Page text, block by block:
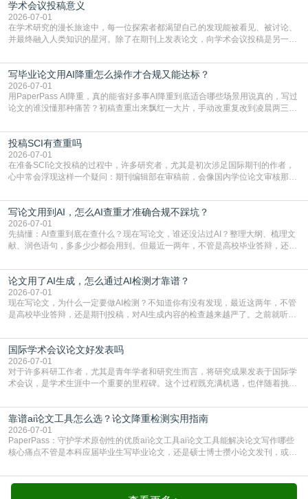
文，使其在语言和学术表达上更符合国际期刊的要求，是每位研究者值得投入学
习的技能。本篇AEIC学术交流中心小编就为大家介
学术会议投稿意义
2026-07-01
在学术研究的漫长旅途中，每一位探索者都渴望自己的发现能被看见、被讨论、
并最终融入人类知识的星河。除了在期刊上发表论文，向学术会议投稿是另一个
广阔学术天地的大门，连接着个体研究与社会网络。本篇AEIC学术交流中心小编
就为大家介绍“学术会议投稿意义”。一、加速研究成果的传播与反馈学术会议通
常具有周期短、时效性强的特点。相比期刊漫长的
写毕业论文用AI降重怎么操作才合规又能达标？
2026-07-01
用PaperPass AI降重，真的能省好多事AI降重到底适合哪些场景用说真的，写过
论文的谁没懂那种痛苦？初稿查重出来飘红一大片，手动改重复改到凌晨两三
到秃头。这时候靠谱的AI降重真的就是救命稻草，选对工具，半天就能搞定你两
三天都做不完的事。不是所有人都需要用AI降重，但如果你符合下面这些场景，
真的可以试试：初稿写完重复率远超要
投稿SCI有查重吗
2026-07-01
在准备SCI论文投稿的过程中，许多研究者，尤其是初次涉足国际期刊的作者，
心中常会浮现这样一个疑问：期刊编辑部在审稿前，会像国内学位论文审核那
论文的初审通过率。实际上，SCI期刊对重复内容的审查是严谨投稿流程中不可
或缺的一环。本篇AEIC学术交流中心小编就为大家介绍“投稿SCI有查重吗”。
一、查重是标准流程答案是明确的：绝大多数S
写论文用到AI，怎么AI查重才准确合规不踩坑？
2026-07-01
先搞懂：AI查重到底在查什么？现在写论文，谁还没沾过AI？整理大纲、梳理文
献、润色语句，多多少少都会用到。但最近一两年，不管是高校毕业答辩，还是
须加做AI查重。很多人分不清，AI查重和普通查重到底有啥区别？这里说透：普
通查重查的是你的文字和已公开文献的重复比例，防的是抄袭；AI查重查的是你
的内容里，有多少是AI生成的，防的是过
论文用了AI生成，怎么通过AI检测才靠谱？
2026-07-01
现在写论文，为什么一定要做AI检测？不知道你有没有发现，最近这两年，不管
是高校毕业答辩，还是期刊投稿，对AI生成内容的检查越来越严了。之前就听身
要求修改，还差点被判定学术不规范，真的太冤了。现在国内多数高校和核心期
刊，都已经明确出台了相关规定：如果使用AI生成内容辅助写作，必须明确标
注，未标注的AI生成内容会被认定为不符合学
国际学术会议论文好发表吗
2026-07-01
对于许多科研工作者，尤其是青年学者和研究生而言，将研究成果发表于国际学
术会议，是学术生涯中一个重要的里程碑。这个过程既充满机遇，也伴随着挑
疑问：国际学术会议论文到底好不好发表？其价值和难度究竟如何衡量。本篇
AEIC学术交流中心小编就为大家介绍“国际学术会议论文好发表吗”。一、会议论
文发表的相对优势与期刊论文相比，国际会议论文的发
靠谱ai论文工具怎么选？论文降重检测实用指南
2026-07-01
PaperPass：守护学术原创性的优质ai论文工具ai论文工具能解决论文写作哪些
核心痛点不管是本科应届毕业生写毕业论文，还是硕士博士攒小论文发刊，或是
自己逐句读逐句改，熬好几个大夜不说，还经常改不到点上，交上去才发现重复
率超标，再返工太折腾。现在有了成熟的ai论文工具，这些痛点基本都能高效解